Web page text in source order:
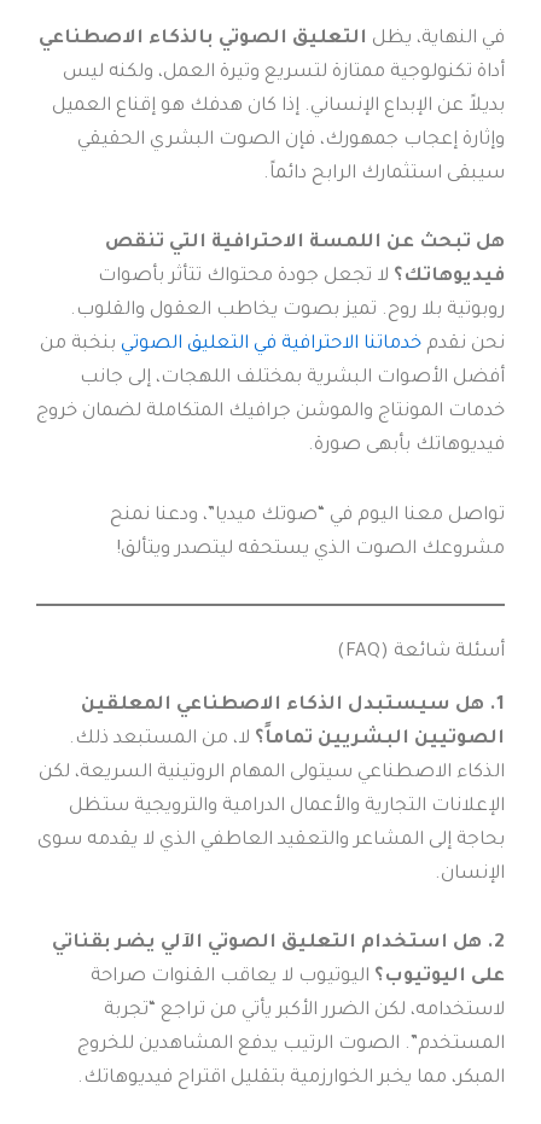
في النهاية، يظلالتعليق الصوتي بالذكاء الاصطناعي
أداة تكنولوجية ممتازة لتسريع وتيرة العمل، ولكنه ليس
بديلاً عن الإبداع الإنساني. إذا كان هدفك هو إقناع العميل
وإثارة إعجاب جمهورك، فإن الصوت البشري الحقيقي
سيبقى استثمارك الرابح دائماً.
هل تبحث عن اللمسة الاحترافية التي تنقص
فيديوهاتك؟لا تجعل جودة محتواك تتأثر بأصوات
روبوتية بلا روح. تميز بصوت يخاطب العقول والقلوب.
نحن نقدمخدماتنا الاحترافية في التعليق الصوتيبنخبة من
أفضل الأصوات البشرية بمختلف اللهجات، إلى جانب
خدمات المونتاج والموشن جرافيك المتكاملة لضمان خروج
فيديوهاتك بأبهى صورة.
تواصل معنا اليوم في “صوتك ميديا”، ودعنا نمنح
مشروعك الصوت الذي يستحقه ليتصدر ويتألق!
أسئلة شائعة (FAQ)
1. هل سيستبدل الذكاء الاصطناعي المعلقين
الصوتيين البشريين تماماً؟لا، من المستبعد ذلك.
الذكاء الاصطناعي سيتولى المهام الروتينية السريعة، لكن
الإعلانات التجارية والأعمال الدرامية والترويجية ستظل
بحاجة إلى المشاعر والتعقيد العاطفي الذي لا يقدمه سوى
الإنسان.
2. هل استخدام التعليق الصوتي الآلي يضر بقناتي
على اليوتيوب؟اليوتيوب لا يعاقب القنوات صراحة
لاستخدامه، لكن الضرر الأكبر يأتي من تراجع “تجربة
المستخدم”. الصوت الرتيب يدفع المشاهدين للخروج
المبكر، مما يخبر الخوارزمية بتقليل اقتراح فيديوهاتك.